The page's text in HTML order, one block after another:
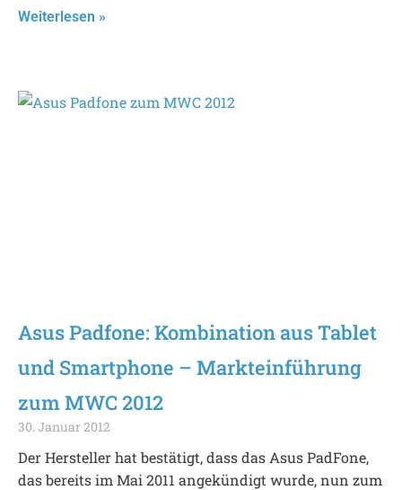
Weiterlesen »
Asus Padfone: Kombination aus Tablet
und Smartphone – Markteinführung
zum MWC 2012
30. Januar 2012
Der Hersteller hat bestätigt, dass das Asus PadFone,
das bereits im Mai 2011 angekündigt wurde, nun zum